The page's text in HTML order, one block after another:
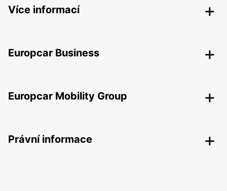
Více informací
Europcar Business
Europcar Mobility Group
Právní informace